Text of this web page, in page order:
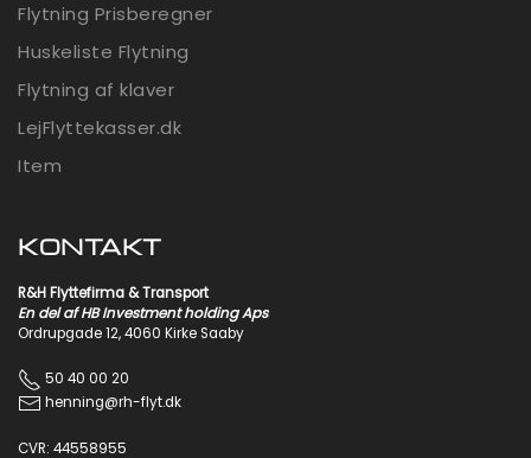
Flytning Prisberegner
Huskeliste Flytning
Flytning af klaver
LejFlyttekasser.dk
Item
KONTAKT
R&H Flyttefirma & Transport
En del afHB Investment holdingAps
Ordrupgade 12, 4060 Kirke Saaby
50 40 00 20
henning@rh-flyt.dk
CVR: 44558955